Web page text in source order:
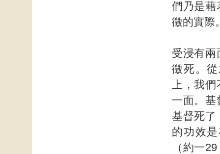
們乃是藉
徵的實際
受浸有兩
徵死。
上，我們
一面。基
基督死了
的功效
（約一